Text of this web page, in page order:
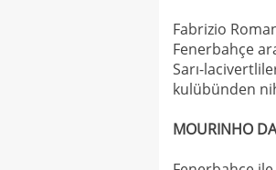
Fabrizio
Fenerbahçe
Sarı-
kulübünden
MOURINHO